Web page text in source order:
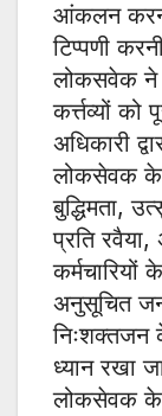
आंकलन
टिप्पणी
लोकसवेक ने
कर्त्तव्यों को
अधिकारी
लोकसेवक के
बुद्धिमता,
प्रति
अनुसूचित
निःशक्तजन
ध्यान रखा
लोकसेवक के